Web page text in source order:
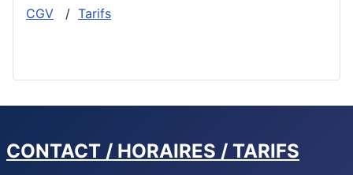
CGV / Tarifs
CONTACT / HORAIRES / TARIFS